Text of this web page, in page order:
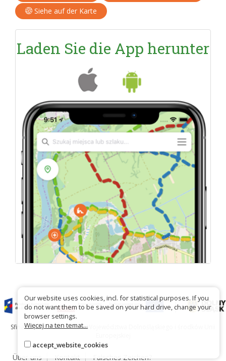
Siehe auf der Karte
Laden Sie die App herunter
Sfinansowano ze środków Województwa Dolnośląskiego i środków Unii
Über uns Kontakt Falsches Zeichen?
Our website uses cookies, incl. for statistical purposes. If you
do not want them to be saved on your hard drive, change your
browser settings.
Więcej na ten temat...
accept_website_cookies